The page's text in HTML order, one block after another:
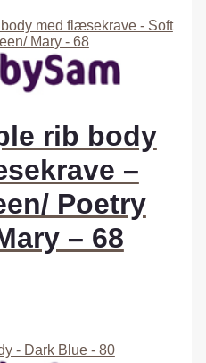
rib body
–
Poetry
– 68